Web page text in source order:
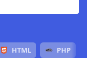
HTML PHP